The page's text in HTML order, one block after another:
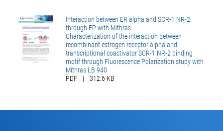
Interaction between ER alpha and SCR-1 NR-2
through FP with Mithras
Characterization of the interaction between
recombinant estrogen receptor alpha and
transcriptional coactivator SCR-1 NR-2 binding
motif through Fluorescence Polarization study with
Mithras LB 940
PDF
| 312.6 KB